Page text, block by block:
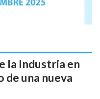
la Industria en
de una nueva